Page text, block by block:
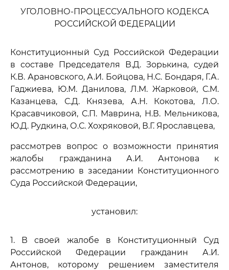
УГОЛОВНО-ПРОЦЕССУАЛЬНОГО КОДЕКСА
РОССИЙСКОЙ ФЕДЕРАЦИИ
Конституционный Суд Российской Федерации
в составе Председателя В.Д. Зорькина, судей
К.В. Арановского, А.И. Бойцова, Н.С. Бондаря, Г.А.
Гаджиева, Ю.М. Данилова, Л.М. Жарковой, С.М.
Казанцева, С.Д. Князева, А.Н. Кокотова, Л.О.
Красавчиковой, С.П. Маврина, Н.В. Мельникова,
Ю.Д. Рудкина, О.С. Хохряковой, В.Г. Ярославцева,
рассмотрев вопрос о возможности принятия
жалобы гражданина А.И. Антонова к
рассмотрению в заседании Конституционного
Суда Российской Федерации,
установил:
1. В своей жалобе в Конституционный Суд
Российской Федерации гражданин А.И.
Антонов, которому решением заместителя